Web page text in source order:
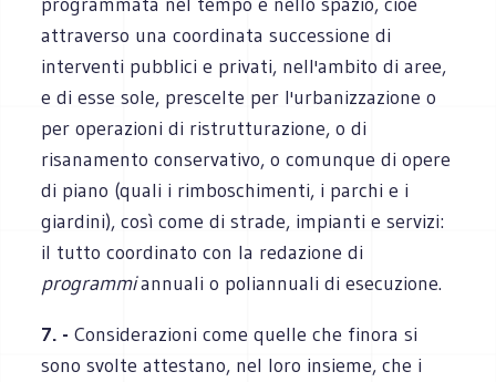
attraverso una coordinata successione di
interventi pubblici e privati, nell'ambito di aree,
e di esse sole, prescelte per l'urbanizzazione o
per operazioni di ristrutturazione, o di
risanamento conservativo, o comunque di opere
di piano (quali i rimboschimenti, i parchi e i
giardini), così come di strade, impianti e servizi:
il tutto coordinato con la redazione di
programmiannuali o poliannuali di esecuzione.
7. - Considerazioni come quelle che finora si
sono svolte attestano, nel loro insieme, che i